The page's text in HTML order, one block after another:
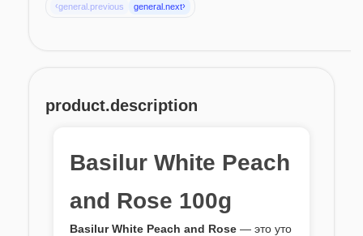
‹general.previous general.next›
product.description
Basilur White Peach
and Rose 100g
Basilur White Peach and Rose — это уто